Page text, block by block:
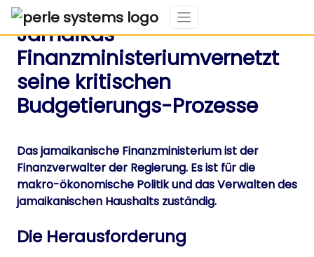
Jamaikas
Finanzministeriumvernetzt
seine kritischen
Budgetierungs-Prozesse
Das jamaikanische Finanzministerium ist der
Finanzverwalter der Regierung. Es ist für die
makro-ökonomische Politik und das Verwalten des
jamaikanischen Haushalts zuständig.
Die Herausforderung